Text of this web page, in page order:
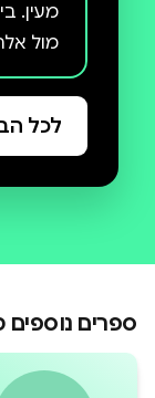
מעין.
מול
לכל
ספרים